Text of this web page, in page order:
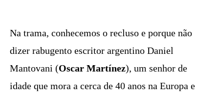
Na trama, conhecemos o recluso e porque não
dizer rabugento escritor argentino Daniel
Mantovani (Oscar Martínez), um senhor de
idade que mora a cerca de 40 anos na Europa e